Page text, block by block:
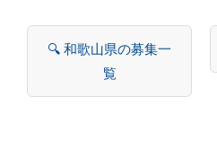
🔍 和歌山県の募集一
覧